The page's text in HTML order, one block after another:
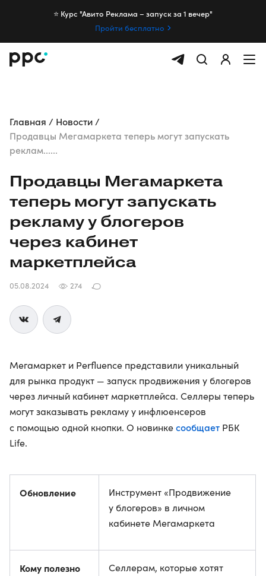
⭐️ Курс "Авито Реклама – запуск за 1 вечер"
Пройти бесплатно
Главная
Новости
Продавцы Мегамаркета теперь могут запускать
реклам......
Продавцы Мегамаркета
теперь могут запускать
рекламу у блогеров
через кабинет
маркетплейса
05.08.2024 274
Мегамаркет и Perfluence представили уникальный
для рынка продукт — запуск продвижения у блогеров
через личный кабинет маркетплейса. Селлеры теперь
могут заказывать рекламу у инфлюенсеров
с помощью одной кнопки. О новинкесообщает РБК
Life.
Обновление
Инструмент «Продвижение
у блогеров» в личном
кабинете Мегамаркета
Кому полезно
Селлерам, которые хотят